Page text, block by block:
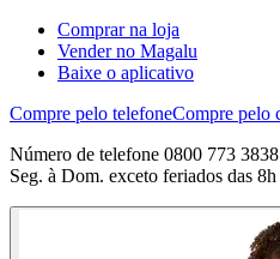
Comprar na loja
Vender no Magalu
Baixe o aplicativo
Compre pelo telefoneCompre pelo
Número de telefone 0800 773 3838
Seg. à Dom. exceto feriados das 8h